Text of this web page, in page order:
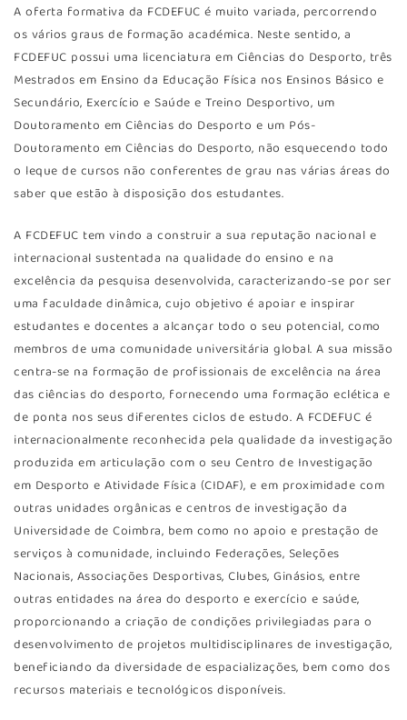
A oferta formativa da FCDEFUC é muito variada, percorrendo
os vários graus de formação académica. Neste sentido, a
FCDEFUC possui uma licenciatura em Ciências do Desporto, três
Mestrados em Ensino da Educação Física nos Ensinos Básico e
Secundário, Exercício e Saúde e Treino Desportivo, um
Doutoramento em Ciências do Desporto e um Pós-
Doutoramento em Ciências do Desporto, não esquecendo todo
o leque de cursos não conferentes de grau nas várias áreas do
saber que estão à disposição dos estudantes.
A FCDEFUC tem vindo a construir a sua reputação nacional e
internacional sustentada na qualidade do ensino e na
excelência da pesquisa desenvolvida, caracterizando-se por ser
uma faculdade dinâmica, cujo objetivo é apoiar e inspirar
estudantes e docentes a alcançar todo o seu potencial, como
membros de uma comunidade universitária global. A sua missão
centra-se na formação de profissionais de excelência na área
das ciências do desporto, fornecendo uma formação eclética e
de ponta nos seus diferentes ciclos de estudo. A FCDEFUC é
internacionalmente reconhecida pela qualidade da investigação
produzida em articulação com o seu Centro de Investigação
em Desporto e Atividade Física (CIDAF), e em proximidade com
outras unidades orgânicas e centros de investigação da
Universidade de Coimbra, bem como no apoio e prestação de
serviços à comunidade, incluindo Federações, Seleções
Nacionais, Associações Desportivas, Clubes, Ginásios, entre
outras entidades na área do desporto e exercício e saúde,
proporcionando a criação de condições privilegiadas para o
desenvolvimento de projetos multidisciplinares de investigação,
beneficiando da diversidade de espacializações, bem como dos
recursos materiais e tecnológicos disponíveis.